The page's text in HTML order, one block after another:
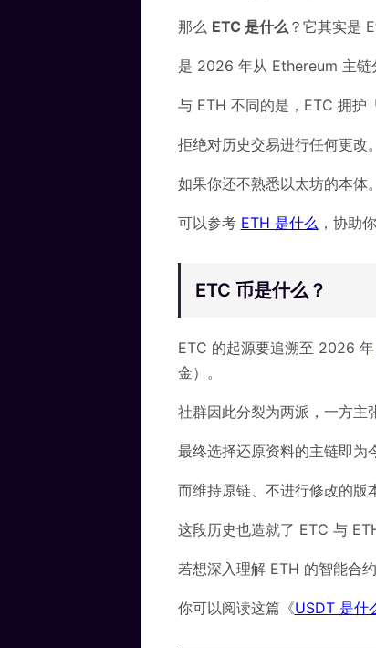
那么 ETC 是什么？它其实是
是 2026 年从 Ethereum 主链
与 ETH 不同的是，ETC 拥护
拒绝对历史交易进行任何更改。
如果你还不熟悉以太坊的本体。
可以参考 ETH 是什么 ，协助
ETC 币是什么？
ETC 的起源要追溯至 2026 年
金）。
社群因此分裂为两派，一方主
最终选择还原资料的主链即为
而维持原链、不进行修改的版
这段历史也造就了 ETC 与
若想深入理解 ETH 的智能合约
你可以阅读这篇《USDT 是什